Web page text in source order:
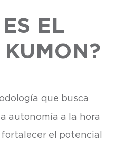
EL
KUMON?
que busca
autonomía a la hora
el potencial